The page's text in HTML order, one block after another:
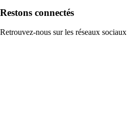
Restons connectés
Retrouvez-nous sur les réseaux sociaux